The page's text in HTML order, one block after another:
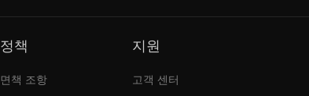
정책
면책 조항
지원
고객 센터